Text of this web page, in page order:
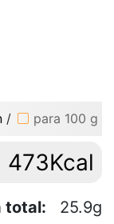
/ para 100 g
473Kcal
total:
25.9g